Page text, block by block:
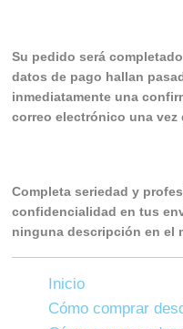
Su pedido será
datos de pago hallan
inmediatamente una
correo electrónico una
Completa seriedad y
confidencialidad en tus
ninguna descripción en el
Inicio
Cómo comprar